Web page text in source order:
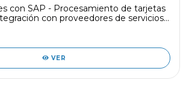
con SAP - Procesamiento de tarjetas
con proveedores de servicios
VER